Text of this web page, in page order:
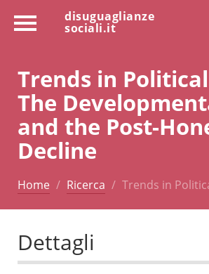
disuguaglianze
sociali.it
Trends in
The
and the Post-
Decline
Home Ricerca Trends in
Dettagli